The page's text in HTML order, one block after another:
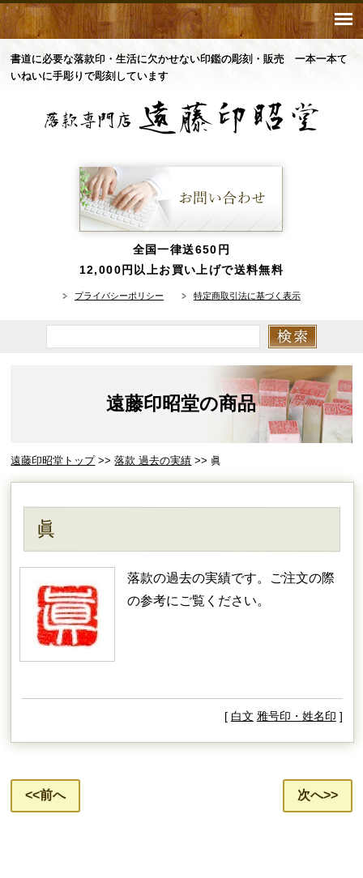
書道に必要な落款印・生活に欠かせない印鑑の彫刻・販売 一本一本て
いねいに手彫りで彫刻しています
全国一律送650円
12,000円以上お買い上げで送料無料
プライバシーポリシー 特定商取引法に基づく表示
遠藤印昭堂の商品
遠藤印昭堂トップ>>落款 過去の実績 >> 眞
眞
落款の過去の実績です。ご注文の際
の参考にご覧ください。
[ 白文 雅号印・姓名印 ]
<<前へ 次へ>>